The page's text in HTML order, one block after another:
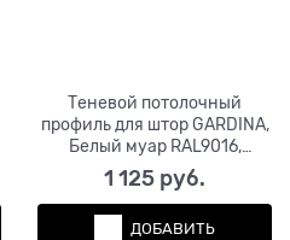
Теневой потолочный
профиль для штор GARDINA,
Белый муар RAL9016,
размер (50*14*3000мм),
бегунки+заглушки в
комплекте
1 125 руб.
ДОБАВИТЬ